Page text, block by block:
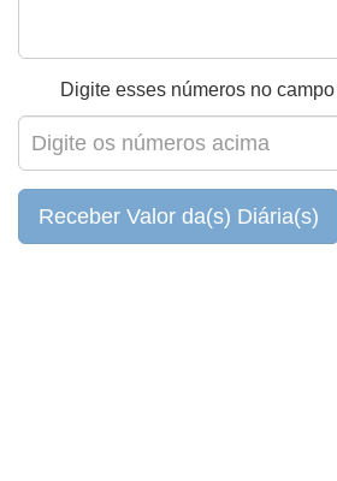
Digite esses números no
Receber Valor da(s) Diária(s)